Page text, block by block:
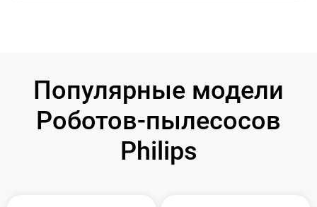
Популярные модели
Роботов-пылесосов
Philips